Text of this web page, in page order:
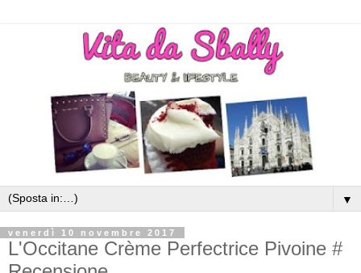
▼
venerdì 10 novembre 2017
L'Occitane Crème Perfectrice Pivoine #